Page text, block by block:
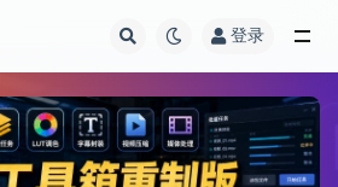
登录